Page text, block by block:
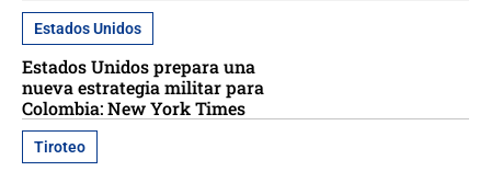
Estados Unidos
Estados Unidos prepara una
nueva estrategia militar para
Colombia: New York Times
Tiroteo